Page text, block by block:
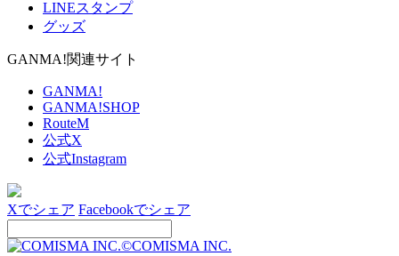
LINEスタンプ
グッズ
GANMA!関連サイト
GANMA!
GANMA!SHOP
RouteM
公式X
公式Instagram
Xでシェア Facebookでシェア
©COMISMA INC.